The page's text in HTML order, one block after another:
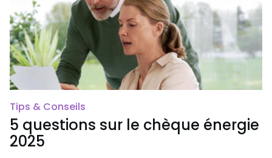
Tips & Conseils
5 questions sur le chèque énergie
2025